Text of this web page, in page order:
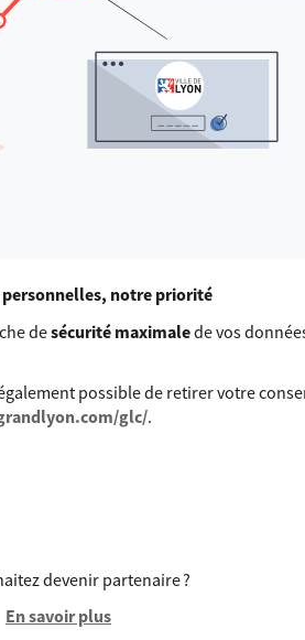
personnelles, notre priorité
desécurité maximalede vos
possible de retirer votre
glc/.
devenir partenaire ?
En savoir plus